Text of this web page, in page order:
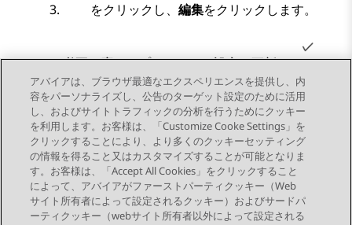
をクリックし、 編集をクリックします。
必要に応じてプロファイル設定を更新し、
を
クリックします。
送信をクリックします。
Send Feedback
アバイアは、ブラウザ最適なエクスペリエンスを提供し、内
容をパーソナライズし、公告のターゲット設定のために活用
し、およびサイトトラフィックの分析を行うためにクッキー
を利用します。お客様は、「Customize Cooke Settings」を
クリックすることにより、より多くのクッキーセッティング
の情報を得ること又はカスタマイズすることが可能となりま
す。お客様は、「Accept All Cookies」をクリックすること
によって、アバイアがファーストパーティクッキー（Web
サイト所有者によって設定されるクッキー）およびサードパ
ーティクッキー（webサイト所有者以外によって設定される